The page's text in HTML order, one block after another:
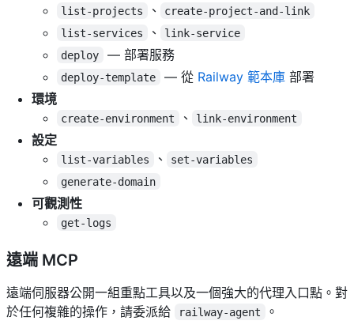
list-projects 、
create-project-and-link
list-services
、
link-service
deploy
— 部署服務
deploy-template — 從 Railway 範本庫部署
環境
create-environment 、 link-environment
設定
list-variables 、
set-variables
generate-domain
可觀測性
get-logs
遠端 MCP
遠端伺服器公開一組重點工具以及一個強大的代理入口點。對
於任何複雜的操作，請委派給
railway-agent
。